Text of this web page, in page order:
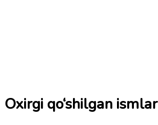
Oxirgi qo‘shilgan ismlar